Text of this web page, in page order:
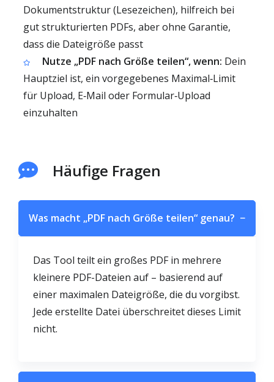
Dokumentstruktur (Lesezeichen), hilfreich bei
gut strukturierten PDFs, aber ohne Garantie,
dass die Dateigröße passt
Nutze „PDF nach Größe teilen“, wenn: Dein
Hauptziel ist, ein vorgegebenes Maximal‑Limit
für Upload, E‑Mail oder Formular‑Upload
einzuhalten
Häufige Fragen
Was macht „PDF nach Größe teilen“ genau? −
Das Tool teilt ein großes PDF in mehrere
kleinere PDF-Dateien auf – basierend auf
einer maximalen Dateigröße, die du vorgibst.
Jede erstellte Datei überschreitet dieses Limit
nicht.